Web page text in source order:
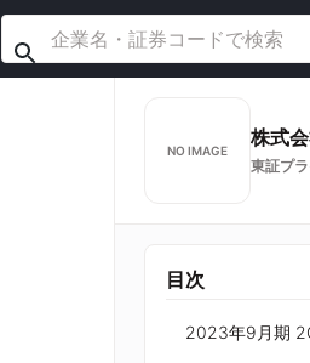
NO IMAGE
東証プ
目次
2023年9月期